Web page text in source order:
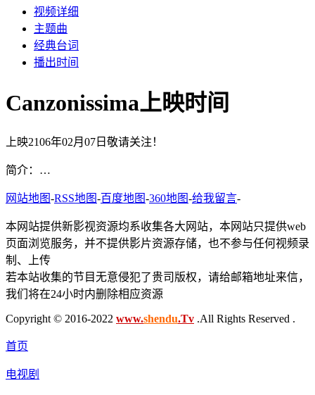
视频详细
主题曲
经典台词
播出时间
Canzonissima上映时间
上映2106年02月07日敬请关注！
简介：…
网站地图-RSS地图-百度地图-360地图-给我留言-
本网站提供新影视资源均系收集各大网站，本网站只提供web
页面浏览服务，并不提供影片资源存储，也不参与任何视频录
制、上传
若本站收集的节目无意侵犯了贵司版权，请给邮箱地址来信，
我们将在24小时内删除相应资源
Copyright © 2016-2022 www.shendu.Tv .All Rights Reserved .
首页
电视剧